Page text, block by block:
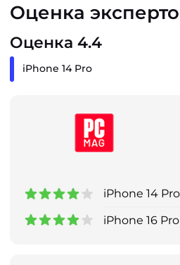
Оценка
Оценка 4.4
iPhone 14 Pro
iPhone 14 Pro
iPhone 16 Pro